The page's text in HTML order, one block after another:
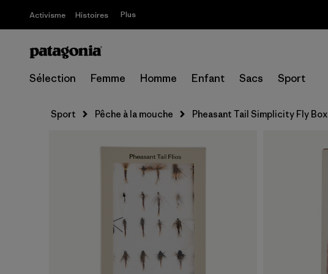
Activisme Histoires Plus
Sélection Femme Homme Enfant Sacs Sport
Sport Pêche à la mouche Pheasant Tail Simplicity Fly Box